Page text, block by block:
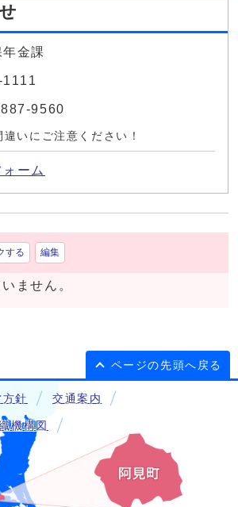
金課
9560
いにご注意ください！
ーム
する 編集
ません。
ページの先頭へ戻る
針 交通案内
機構図